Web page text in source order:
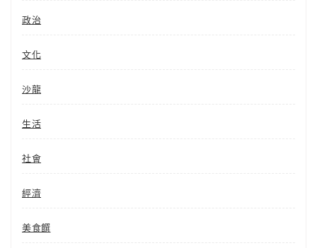
政治
文化
沙龍
生活
社會
經濟
美食饌